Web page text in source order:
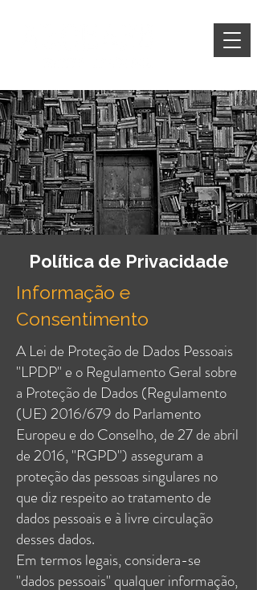
Política de Privacidade
Informação e
Consentimento
A Lei de Proteção de Dados Pessoais
"LPDP" e o Regulamento Geral sobre
a Proteção de Dados (Regulamento
(UE) 2016/679 do Parlamento
Europeu e do Conselho, de 27 de abril
de 2016, "RGPD") asseguram a
proteção das pessoas singulares no
que diz respeito ao tratamento de
dados pessoais e à livre circulação
desses dados.
Em termos legais, considera-se
"dados pessoais" qualquer informação,